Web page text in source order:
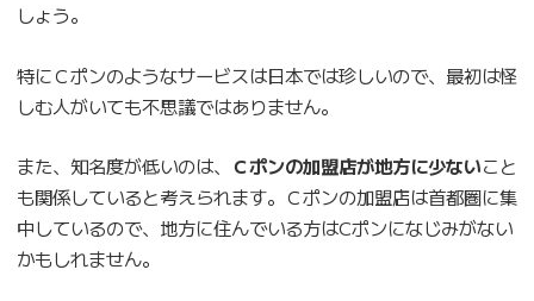
しょう。
特にＣポンのようなサービスは日本では珍しいので、最初は怪
しむ人がいても不思議ではありません。
また、知名度が低いのは、 Ｃポンの加盟店が地方に少ないこと
も関係していると考えられます。Ｃポンの加盟店は首都圏に集
中しているので、地方に住んでいる方はCポンになじみがない
かもしれません。